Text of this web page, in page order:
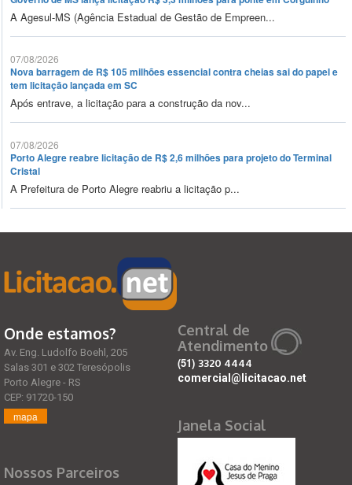
A Agesul-MS (Agência Estadual de Gestão de Empreen...
07/08/2026
Nova barragem de R$ 105 milhões essencial contra cheias sai do papel e
tem licitação lançada em SC
Após entrave, a licitação para a construção da nov...
07/08/2026
Porto Alegre reabre licitação de R$ 2,6 milhões para projeto do Terminal
Cristal
A Prefeitura de Porto Alegre reabriu a licitação p...
Onde estamos?
Av. Eng. Ludolfo Boehl, 205
Salas 301 e 302 Teresópolis
Porto Alegre - RS
CEP: 91720-150
mapa
Nossos Parceiros
Central de
Atendimento
(51) 3320 4444
comercial@licitacao.net
Janela Social